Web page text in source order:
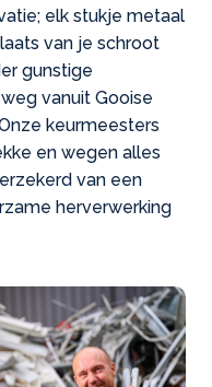
elk stukje metaal
van je schroot
gunstige
vanuit Gooise
keurmeesters
en wegen alles
van een
herverwerking